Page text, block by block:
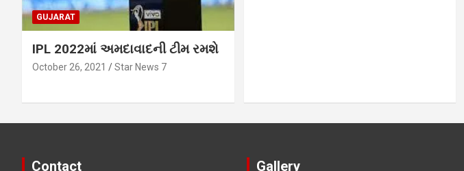
GUJARAT
IPL 2022માં અમદાવાદની ટીમ રમશે
October 26, 2021 Star News 7
Contact Gallery